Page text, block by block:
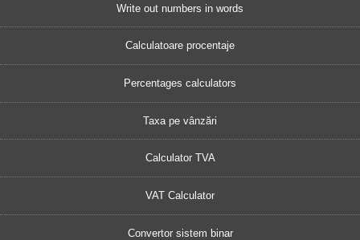
Write out numbers in words
Calculatoare procentaje
Percentages calculators
Taxa pe vânzări
Calculator TVA
VAT Calculator
Convertor sistem binar